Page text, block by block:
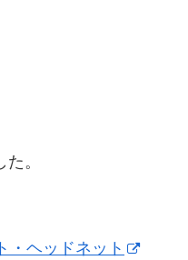
。
・ヘッドネット